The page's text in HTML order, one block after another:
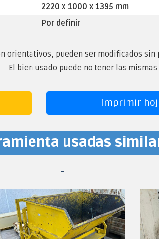
2220 x 1000 x 1395 mm
Por definir
orientativos, pueden ser modificados
El bien usado puede no tener las
Imprimir
usadas
-